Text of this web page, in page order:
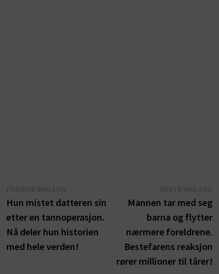
innlegg:
Hun mistet datteren sin
etter en tannoperasjon.
Nå deler hun historien
med hele verden!
Mannen tar med seg
barna og flytter
nærmere foreldrene.
Bestefarens reaksjon
rører millioner til tårer!